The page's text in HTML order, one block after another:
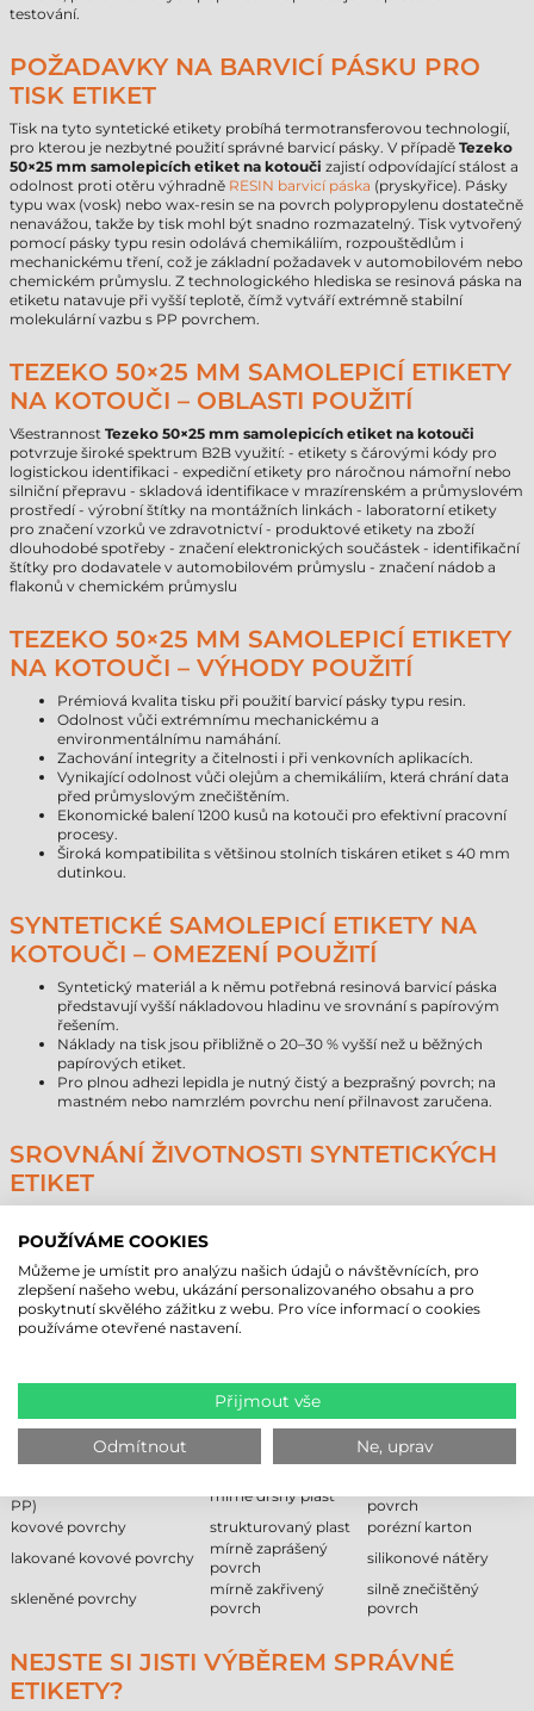
testování.
POŽADAVKY NA BARVICÍ PÁSKU PRO
TISK ETIKET
Tisk na tyto syntetické etikety probíhá termotransferovou technologií,
pro kterou je nezbytné použití správné barvicí pásky. V případě Tezeko
50×25 mm samolepicích etiket na kotouči zajistí odpovídající stálost a
odolnost proti otěru výhradně RESIN barvicí páska (pryskyřice). Pásky
typu wax (vosk) nebo wax-resin se na povrch polypropylenu dostatečně
nenavážou, takže by tisk mohl být snadno rozmazatelný. Tisk vytvořený
pomocí pásky typu resin odolává chemikáliím, rozpouštědlům i
mechanickému tření, což je základní požadavek v automobilovém nebo
chemickém průmyslu. Z technologického hlediska se resinová páska na
etiketu natavuje při vyšší teplotě, čímž vytváří extrémně stabilní
molekulární vazbu s PP povrchem.
TEZEKO 50×25 MM SAMOLEPICÍ ETIKETY
NA KOTOUČI – OBLASTI POUŽITÍ
Všestrannost Tezeko 50×25 mm samolepicích etiket na kotouči
potvrzuje široké spektrum B2B využití: - etikety s čárovými kódy pro
logistickou identifikaci - expediční etikety pro náročnou námořní nebo
silniční přepravu - skladová identifikace v mrazírenském a průmyslovém
prostředí - výrobní štítky na montážních linkách - laboratorní etikety
pro značení vzorků ve zdravotnictví - produktové etikety na zboží
dlouhodobé spotřeby - značení elektronických součástek - identifikační
štítky pro dodavatele v automobilovém průmyslu - značení nádob a
flakonů v chemickém průmyslu
TEZEKO 50×25 MM SAMOLEPICÍ ETIKETY
NA KOTOUČI – VÝHODY POUŽITÍ
Prémiová kvalita tisku při použití barvicí pásky typu resin.
Odolnost vůči extrémnímu mechanickému a
environmentálnímu namáhání.
Zachování integrity a čitelnosti i při venkovních aplikacích.
Vynikající odolnost vůči olejům a chemikáliím, která chrání data
před průmyslovým znečištěním.
Ekonomické balení 1200 kusů na kotouči pro efektivní pracovní
procesy.
Široká kompatibilita s většinou stolních tiskáren etiket s 40 mm
dutinkou.
SYNTETICKÉ SAMOLEPICÍ ETIKETY NA
KOTOUČI – OMEZENÍ POUŽITÍ
Syntetický materiál a k němu potřebná resinová barvicí páska
představují vyšší nákladovou hladinu ve srovnání s papírovým
řešením.
Náklady na tisk jsou přibližně o 20–30 % vyšší než u běžných
papírových etiket.
Pro plnou adhezi lepidla je nutný čistý a bezprašný povrch; na
mastném nebo namrzlém povrchu není přilnavost zaručena.
SROVNÁNÍ ŽIVOTNOSTI SYNTETICKÝCH
ETIKET
Papír
1–3 roky
Direkt termál
6–18 měsíců
Syntetické (PE, PP)
5–10 let
DOPORUČENÉ A NEDOPORUČENÉ
Následující tabulka pomáhá nákupčím určit kompatibilitu lepidla a
materiálu s různými typy povrchů podle jejich energie.
Doporučeno Podmíněně
Nedoporučeno
PP)
mírně drsný plast
povrch
kovové povrchy
strukturovaný plast
porézní karton
lakované kovové povrchy
mírně zaprášený
povrch
silikonové nátěry
skleněné povrchy
mírně zakřivený
povrch
silně znečištěný
povrch
NEJSTE SI JISTI VÝBĚREM SPRÁVNÉ
ETIKETY?
POUŽÍVÁME COOKIES
Můžeme je umístit pro analýzu našich údajů o návštěvnících, pro
zlepšení našeho webu, ukázání personalizovaného obsahu a pro
poskytnutí skvělého zážitku z webu. Pro více informací o cookies
používáme otevřené nastavení.
Přijmout vše
Odmítnout Ne, uprav